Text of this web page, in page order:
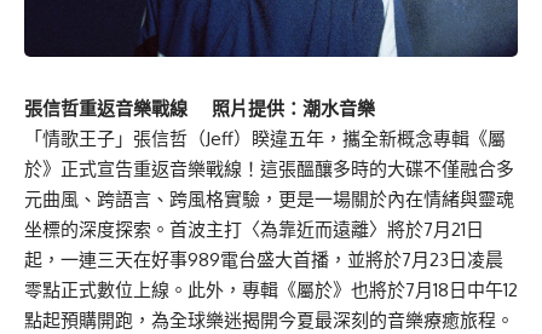
張信哲重返音樂戰線 照片提供：潮水音樂
「情歌王子」張信哲（Jeff）睽違五年，攜全新概念專輯《屬
於》正式宣告重返音樂戰線！這張醞釀多時的大碟不僅融合多
元曲風、跨語言、跨風格實驗，更是一場關於內在情緒與靈魂
坐標的深度探索。首波主打〈為靠近而遠離〉將於7月21日
起，一連三天在好事989電台盛大首播，並將於7月23日凌晨
零點正式數位上線。此外，專輯《屬於》也將於7月18日中午12
點起預購開跑，為全球樂迷揭開今夏最深刻的音樂療癒旅程。